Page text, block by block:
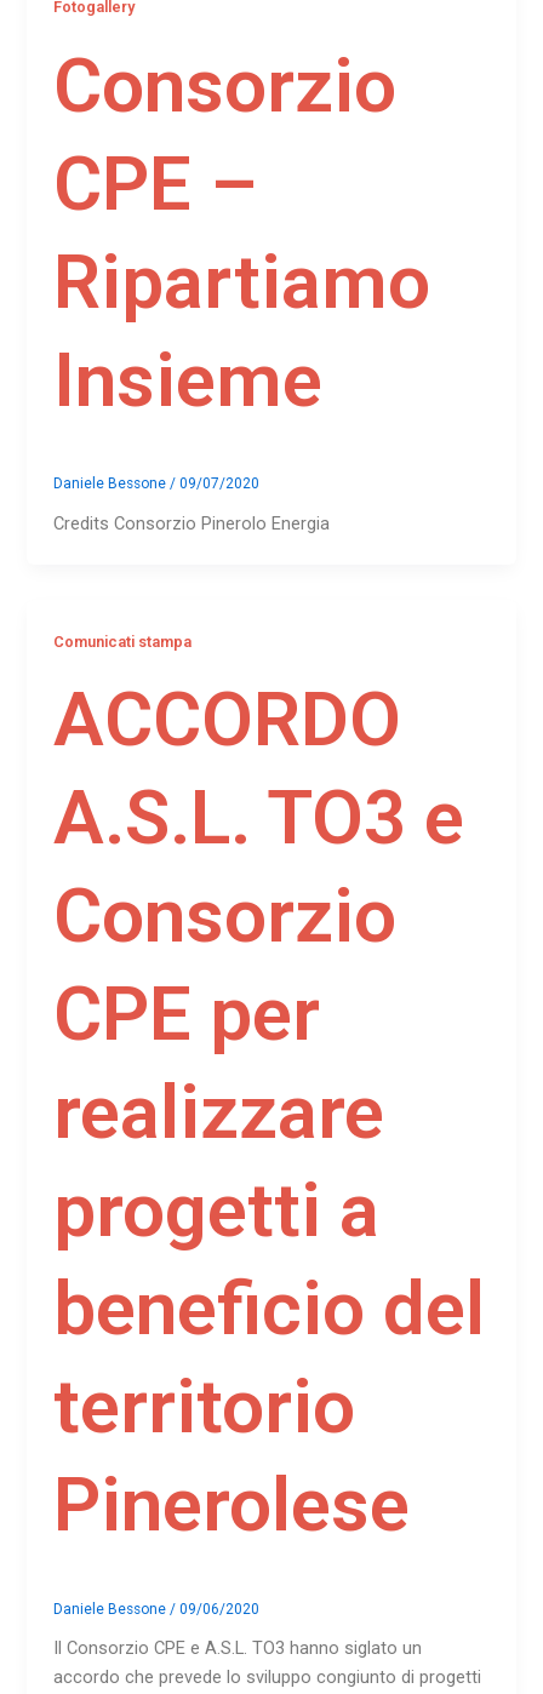
Fotogallery
Consorzio
CPE –
Ripartiamo
Insieme
Daniele Bessone/09/07/2020
Credits Consorzio Pinerolo Energia
Comunicati stampa
ACCORDO
A.S.L. TO3 e
Consorzio
CPE per
realizzare
progetti a
beneficio del
territorio
Pinerolese
Daniele Bessone /09/06/2020
Il Consorzio CPE e A.S.L. TO3 hanno siglato un
accordo che prevede lo sviluppo congiunto di progetti